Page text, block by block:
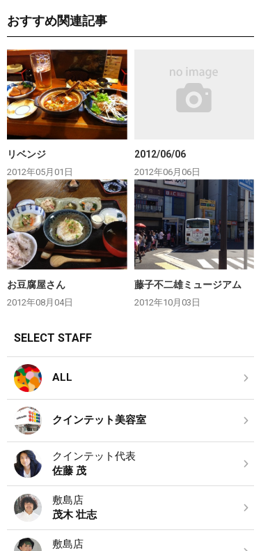
おすすめ関連記事
リベンジ
2012年05月01日
2012/06/06
2012年06月06日
お豆腐屋さん
2012年08月04日
藤子不二雄ミュージアム
2012年10月03日
SELECT STAFF
ALL
クインテット美容室
クインテット代表
佐藤 茂
敷島店
茂木 壮志
敷島店